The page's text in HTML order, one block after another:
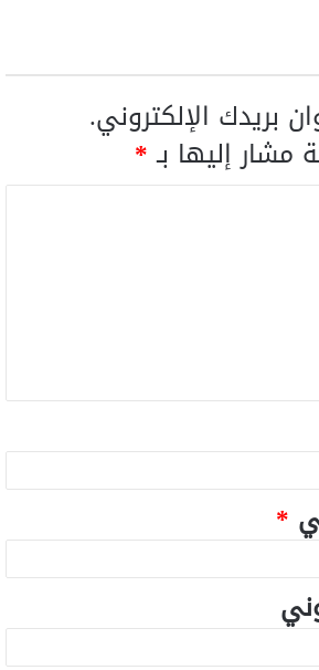
بريدك الإلكتروني.
مشار إليها بـ*
*